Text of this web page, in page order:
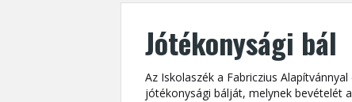
Jótékonysági bál
Az Iskolaszék a Fabriczius
jótékonysági bálját, melynek bevételét